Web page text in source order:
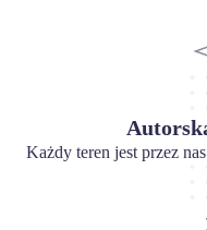
Każdy teren jest przez